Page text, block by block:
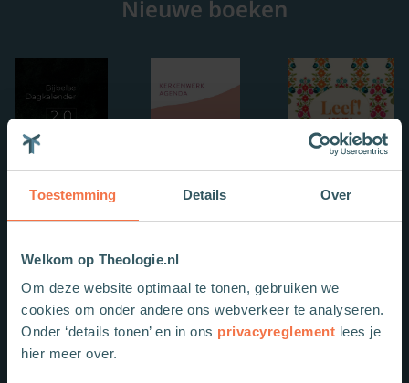
Toestemming Details Over
Welkom op Theologie.nl
Om deze website optimaal te tonen, gebruiken we
cookies om onder andere ons webverkeer te analyseren.
Onder ‘details tonen’ en in ons privacyreglement lees je
hier meer over.
Nieuwe boeken